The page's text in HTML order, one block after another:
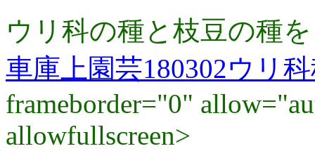
ウリ科の種と枝豆の種
車庫上園芸180302ウリ
frameborder="0"
allowfullscreen>